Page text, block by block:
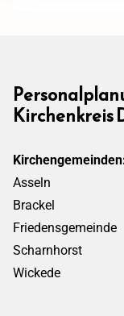
Kirchenkreis
Asseln
Brackel
Friedensgemeinde
Scharnhorst
Wickede